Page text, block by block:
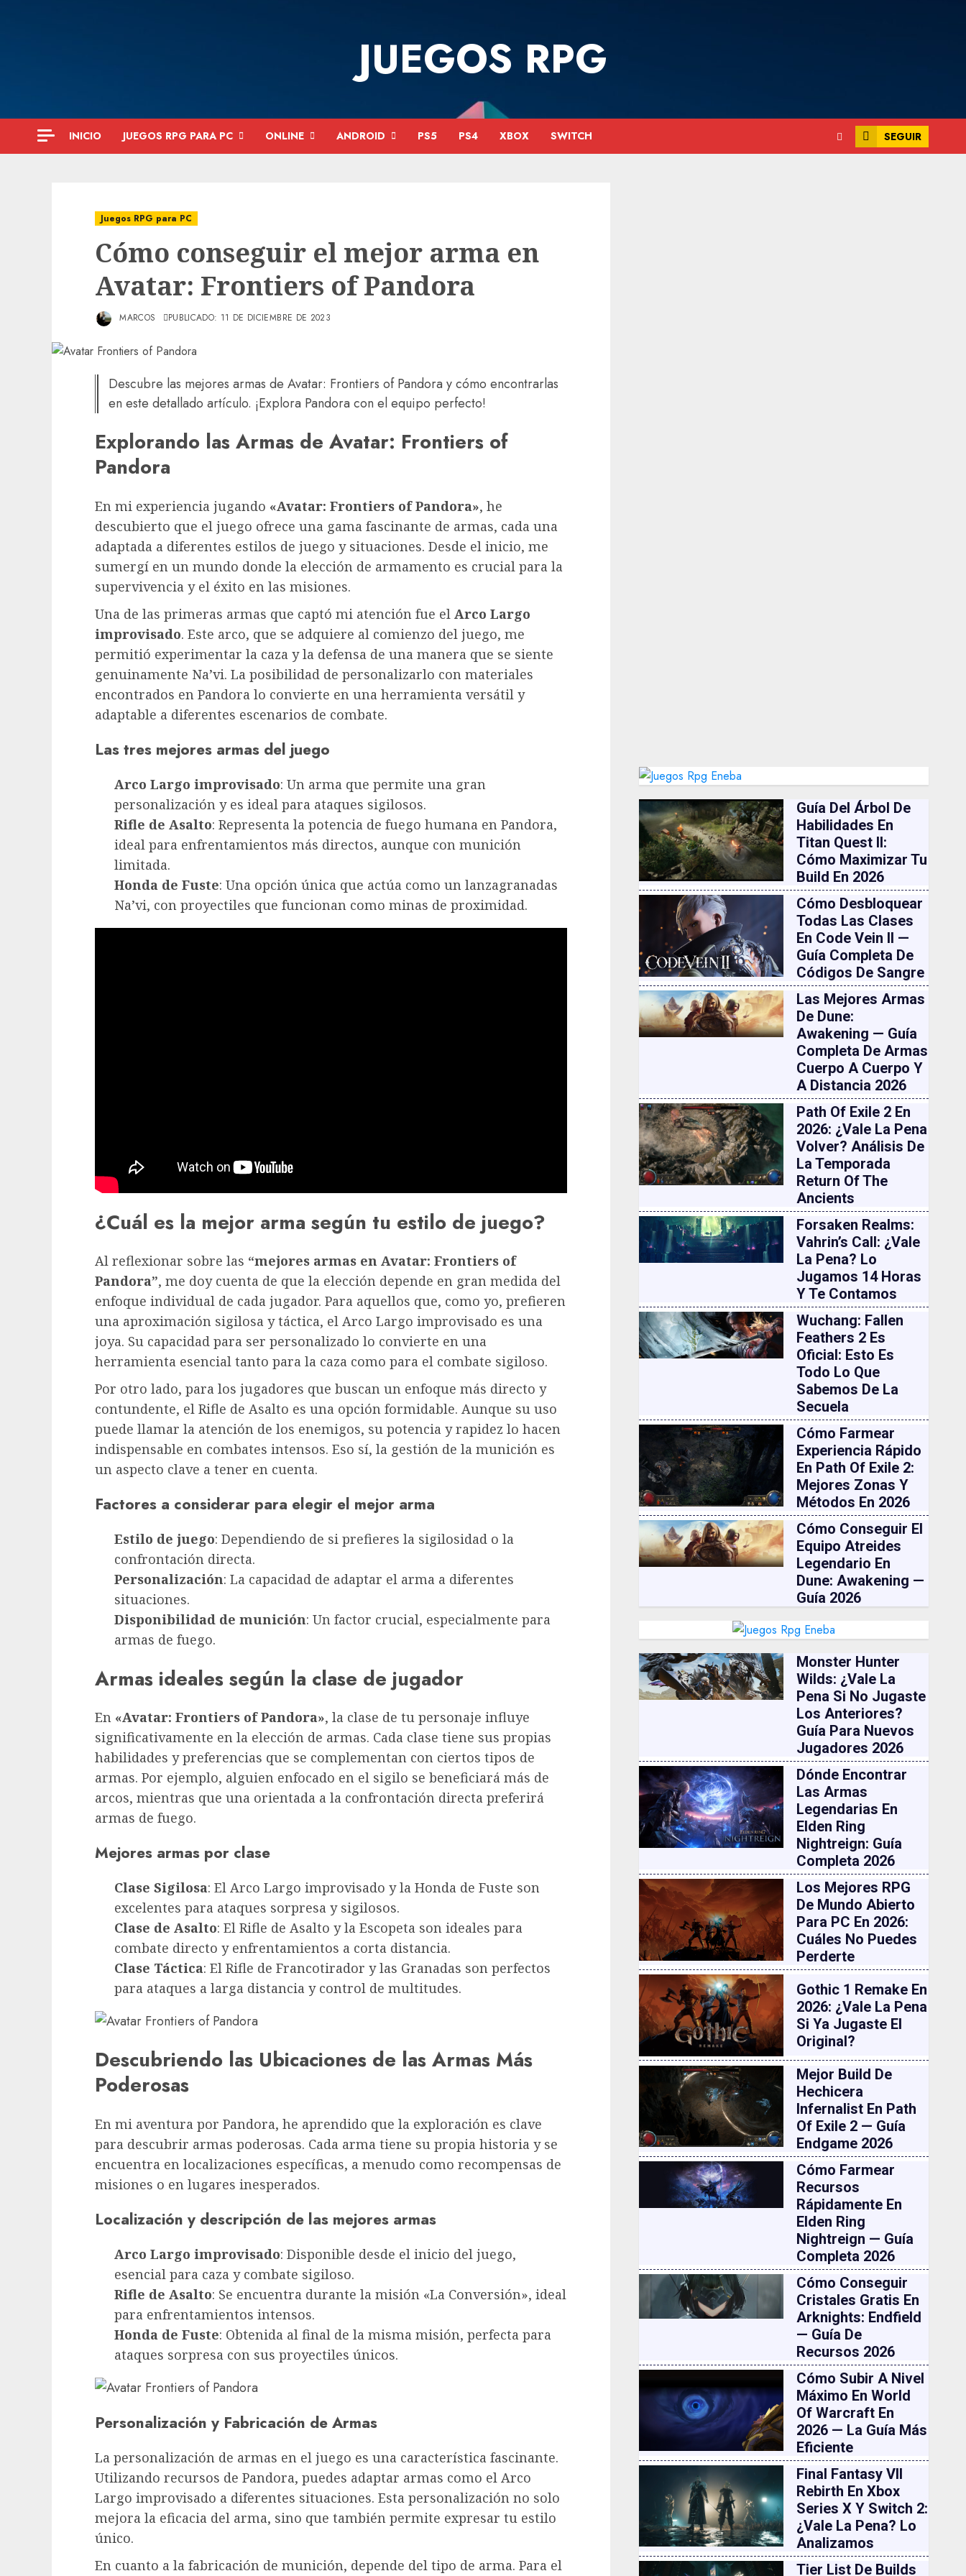
JUEGOS RPG
INICIO JUEGOS RPG PARA PC ONLINE ANDROID PS5 PS4 XBOX SWITCH SEGUIR
Juegos RPG para PC
Cómo conseguir el mejor arma en
Avatar: Frontiers of Pandora
MARCOS PUBLICADO: 11 DE DICIEMBRE DE 2023
Descubre las mejores armas de Avatar: Frontiers of Pandora y cómo encontrarlas
en este detallado artículo. ¡Explora Pandora con el equipo perfecto!
Explorando las Armas de Avatar: Frontiers of
Pandora
En mi experiencia jugando «Avatar: Frontiers of Pandora», he
descubierto que el juego ofrece una gama fascinante de armas, cada una
adaptada a diferentes estilos de juego y situaciones. Desde el inicio, me
sumergí en un mundo donde la elección de armamento es crucial para la
supervivencia y el éxito en las misiones.
Una de las primeras armas que captó mi atención fue el Arco Largo
improvisado. Este arco, que se adquiere al comienzo del juego, me
permitió experimentar la caza y la defensa de una manera que se siente
genuinamente Na’vi. La posibilidad de personalizarlo con materiales
encontrados en Pandora lo convierte en una herramienta versátil y
adaptable a diferentes escenarios de combate.
Las tres mejores armas del juego
Arco Largo improvisado: Un arma que permite una gran
personalización y es ideal para ataques sigilosos.
Rifle de Asalto: Representa la potencia de fuego humana en Pandora,
ideal para enfrentamientos más directos, aunque con munición
limitada.
Honda de Fuste: Una opción única que actúa como un lanzagranadas
Na’vi, con proyectiles que funcionan como minas de proximidad.
¿Cuál es la mejor arma según tu estilo de juego?
Al reflexionar sobre las “mejores armas en Avatar: Frontiers of
Pandora”, me doy cuenta de que la elección depende en gran medida del
enfoque individual de cada jugador. Para aquellos que, como yo, prefieren
una aproximación sigilosa y táctica, el Arco Largo improvisado es una
joya. Su capacidad para ser personalizado lo convierte en una
herramienta esencial tanto para la caza como para el combate sigiloso.
Por otro lado, para los jugadores que buscan un enfoque más directo y
contundente, el Rifle de Asalto es una opción formidable. Aunque su uso
puede llamar la atención de los enemigos, su potencia y rapidez lo hacen
indispensable en combates intensos. Eso sí, la gestión de la munición es
un aspecto clave a tener en cuenta.
Factores a considerar para elegir el mejor arma
Estilo de juego: Dependiendo de si prefieres la sigilosidad o la
confrontación directa.
Personalización: La capacidad de adaptar el arma a diferentes
situaciones.
Disponibilidad de munición: Un factor crucial, especialmente para
armas de fuego.
Armas ideales según la clase de jugador
En «Avatar: Frontiers of Pandora», la clase de tu personaje influye
significativamente en la elección de armas. Cada clase tiene sus propias
habilidades y preferencias que se complementan con ciertos tipos de
armas. Por ejemplo, alguien enfocado en el sigilo se beneficiará más de
arcos, mientras que una orientada a la confrontación directa preferirá
armas de fuego.
Mejores armas por clase
Clase Sigilosa: El Arco Largo improvisado y la Honda de Fuste son
excelentes para ataques sorpresa y sigilosos.
Clase de Asalto: El Rifle de Asalto y la Escopeta son ideales para
combate directo y enfrentamientos a corta distancia.
Clase Táctica: El Rifle de Francotirador y las Granadas son perfectos
para ataques a larga distancia y control de multitudes.
Descubriendo las Ubicaciones de las Armas Más
Poderosas
En mi aventura por Pandora, he aprendido que la exploración es clave
para descubrir armas poderosas. Cada arma tiene su propia historia y se
encuentra en localizaciones específicas, a menudo como recompensas de
misiones o en lugares inesperados.
Localización y descripción de las mejores armas
Arco Largo improvisado: Disponible desde el inicio del juego,
esencial para caza y combate sigiloso.
Rifle de Asalto: Se encuentra durante la misión «La Conversión», ideal
para enfrentamientos intensos.
Honda de Fuste: Obtenida al final de la misma misión, perfecta para
ataques sorpresa con sus proyectiles únicos.
Personalización y Fabricación de Armas
La personalización de armas en el juego es una característica fascinante.
Utilizando recursos de Pandora, puedes adaptar armas como el Arco
Largo improvisado a diferentes situaciones. Esta personalización no solo
mejora la eficacia del arma, sino que también permite expresar tu estilo
único.
En cuanto a la fabricación de munición, depende del tipo de arma. Para el
Guía Del Árbol De
Habilidades En
Titan Quest II:
Cómo Maximizar Tu
Build En 2026
Cómo Desbloquear
Todas Las Clases
En Code Vein II —
Guía Completa De
Códigos De Sangre
Las Mejores Armas
De Dune:
Awakening — Guía
Completa De Armas
Cuerpo A Cuerpo Y
A Distancia 2026
Path Of Exile 2 En
2026: ¿vale La Pena
Volver? Análisis De
La Temporada
Return Of The
Ancients
Forsaken Realms:
Vahrin’s Call: ¿vale
La Pena? Lo
Jugamos 14 Horas
Y Te Contamos
Wuchang: Fallen
Feathers 2 Es
Oficial: Esto Es
Todo Lo Que
Sabemos De La
Secuela
Cómo Farmear
Experiencia Rápido
En Path Of Exile 2:
Mejores Zonas Y
Métodos En 2026
Cómo Conseguir El
Equipo Atreides
Legendario En
Dune: Awakening —
Guía 2026
Monster Hunter
Wilds: ¿vale La
Pena Si No Jugaste
Los Anteriores?
Guía Para Nuevos
Jugadores 2026
Dónde Encontrar
Las Armas
Legendarias En
Elden Ring
Nightreign: Guía
Completa 2026
Los Mejores RPG
De Mundo Abierto
Para PC En 2026:
Cuáles No Puedes
Perderte
Gothic 1 Remake En
2026: ¿vale La Pena
Si Ya Jugaste El
Original?
Mejor Build De
Hechicera
Infernalist En Path
Of Exile 2 — Guía
Endgame 2026
Cómo Farmear
Recursos
Rápidamente En
Elden Ring
Nightreign — Guía
Completa 2026
Cómo Conseguir
Cristales Gratis En
Arknights: Endfield
— Guía De
Recursos 2026
Cómo Subir A Nivel
Máximo En World
Of Warcraft En
2026 — La Guía Más
Eficiente
Final Fantasy VII
Rebirth En Xbox
Series X Y Switch 2:
¿vale La Pena? Lo
Analizamos
Tier List De Builds